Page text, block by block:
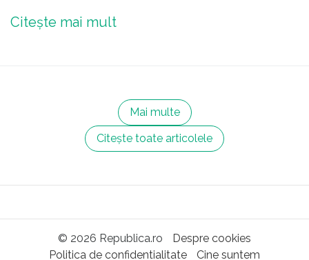
Citește mai mult
Mai multe
Citește toate articolele
© 2026 Republica.ro
Despre cookies
Politica de confidentialitate
Cine suntem